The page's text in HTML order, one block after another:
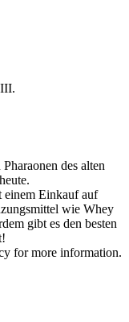
des alten
einem Einkauf auf
wie Whey
gibt es den besten
for more information.